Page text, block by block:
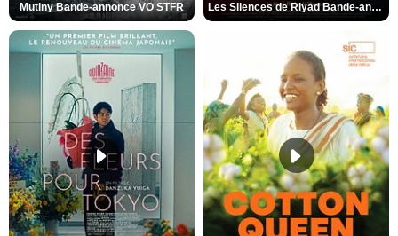
Mutiny Bande-annonce VO STFR Les Silences de Riyad Bande-annonce VO STFR